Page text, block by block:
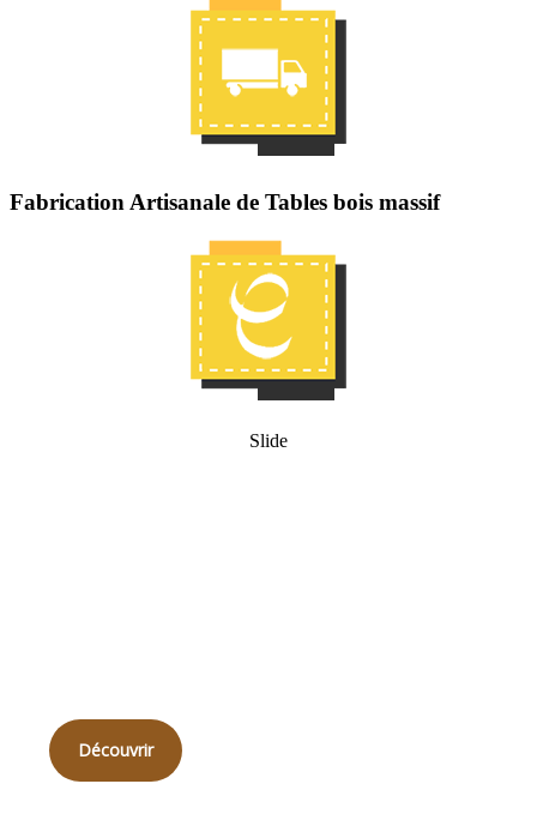
Fabrication Artisanale de Tables bois massif
Slide
Découvrir